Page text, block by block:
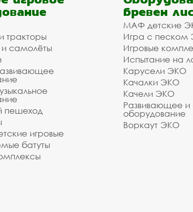
для собак в
Наши монтажники имеют весь
в нашей компании и мы готовы взять на
Стоимость зависит от объёма заказа
, воспользуйтесь формой обратной
нашей компании!
даже очень сложный заказ.
тракторы
и самолёты
пешеход
игровые
батуты
бревен
МАФ детские
Игра с песком
Игровые
Испытание на
Карусели ЭКО
Качалки ЭКО
Качели ЭКО
Развивающее
оборудование
Воркаут ЭКО